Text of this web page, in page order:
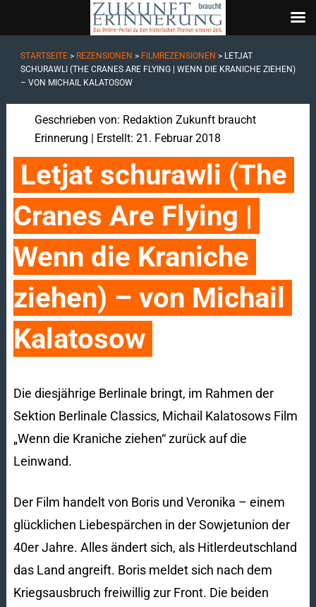
STARTSEITE> REZENSIONEN > FILMREZENSIONEN > LETJAT
SCHURAWLI (THE CRANES ARE FLYING | WENN DIE KRANICHE ZIEHEN)
– VON MICHAIL KALATOSOW
Geschrieben von: Redaktion Zukunft braucht
Erinnerung | Erstellt: 21. Februar 2018
Letjat schurawli (The
Cranes Are Flying |
Wenn die Kraniche
ziehen) – von Michail
Kalatosow
Die diesjährige Berlinale bringt, im Rahmen der
Sektion Berlinale Classics, Michail Kalatosows Film
„Wenn die Kraniche ziehen“ zurück auf die
Leinwand.
Der Film handelt von Boris und Veronika – einem
glücklichen Liebespärchen in der Sowjetunion der
40er Jahre. Alles ändert sich, als Hitlerdeutschland
das Land angreift. Boris meldet sich nach dem
Kriegsausbruch freiwillig zur Front. Die beiden